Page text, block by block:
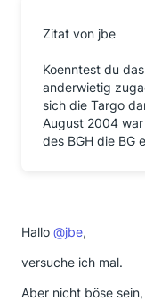
Zitat von jbe
Koenntest du
anderwietig
sich die Targo
August 2004
des BGH die BG
Hallo @jbe,
versuche ich mal.
Aber nicht böse